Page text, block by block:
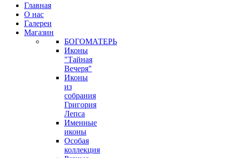
Главная
О нас
Галереи
Магазин
БОГОМАТЕРЬ
Иконы
"Тайная
Вечеря"
Иконы
из
собрания
Григория
Лепса
Именные
иконы
Особая
коллекция